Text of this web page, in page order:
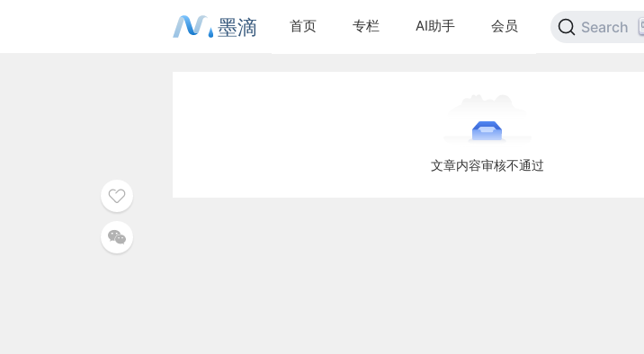
墨滴 首页 专栏 AI助手 会员 Search
文章内容审核不通过